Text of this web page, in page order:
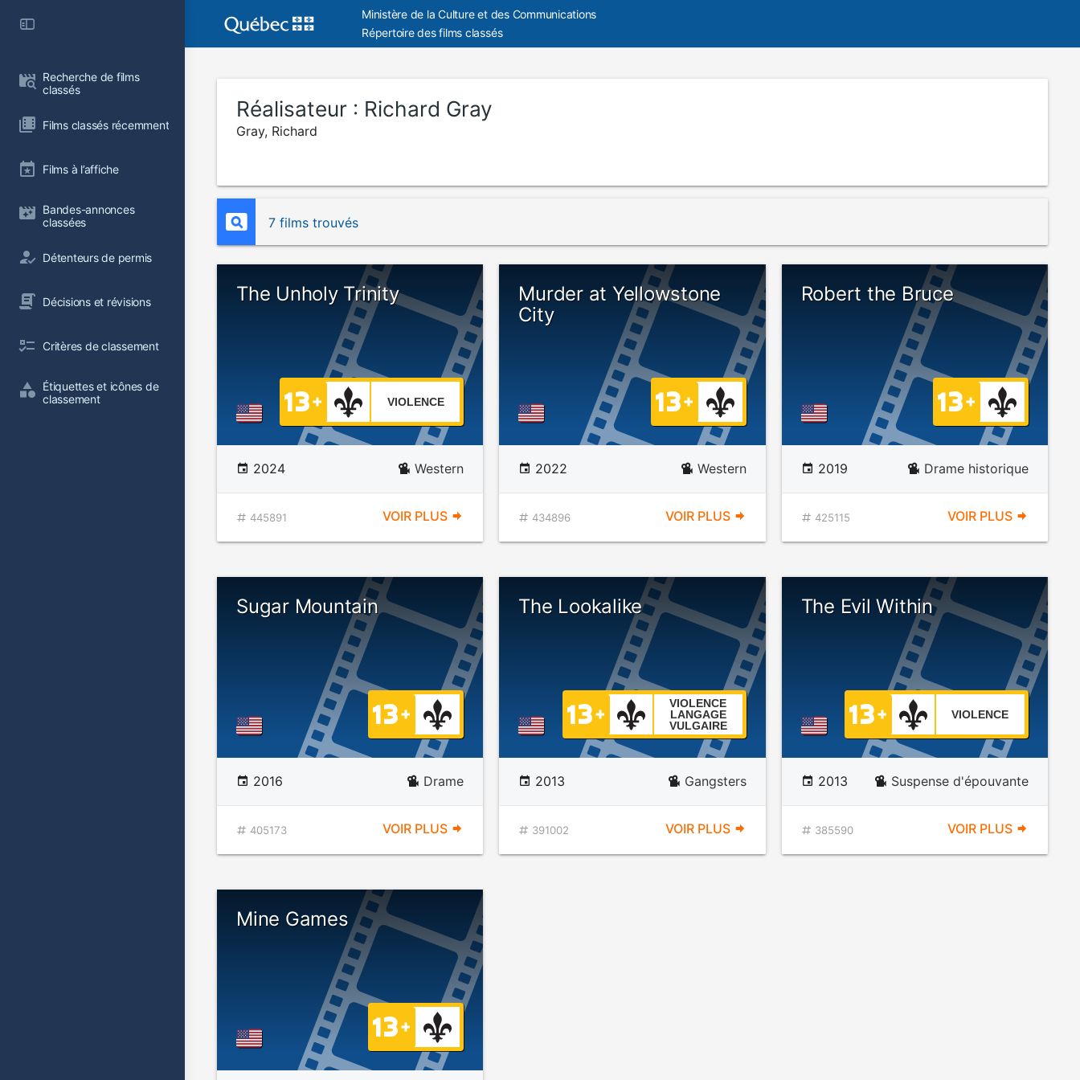
Recherche de films
classés
Films classés récemment
Films à l’affiche
Bandes-annonces
classées
Détenteurs de permis
Décisions et révisions
Critères de classement
Étiquettes et icônes de
classement
Ministère de la Culture et des Communications
Répertoire des films classés
Réalisateur : Richard Gray
Gray, Richard
7 films trouvés
The Unholy Trinity
VIOLENCE
2024 Western
445891 VOIR PLUS
Murder at Yellowstone
City
2022 Western
434896 VOIR PLUS
Robert the Bruce
2019 Drame historique
425115 VOIR PLUS
Sugar Mountain
2016 Drame
405173 VOIR PLUS
The Lookalike
VIOLENCE
LANGAGE
VULGAIRE
2013 Gangsters
391002 VOIR PLUS
The Evil Within
VIOLENCE
2013 Suspense d'épouvante
385590 VOIR PLUS
Mine Games